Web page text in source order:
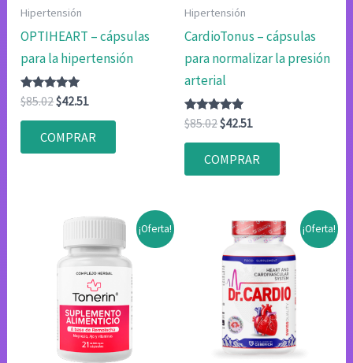
Hipertensión
OPTIHEART – cápsulas
para la hipertensión
Valorado
con
4.83
de 5
$85.02El
original
era:
$42.51El
actual
es:
COMPRAR
Hipertensión
CardioTonus – cápsulas
para normalizar la presión
arterial
Valorado
con
4.80
$85.02El
original
era:
$42.51El
actual
es:
COMPRAR
¡Oferta! ¡Oferta!